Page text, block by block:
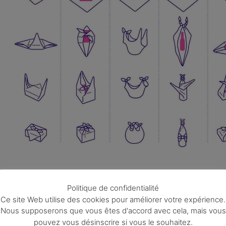
Si tu souhaites voir les autres
Zéro Déchet c’est par ici.
Politique de confidentialité
Ce site Web utilise des cookies pour améliorer votre expérience.
Nous supposerons que vous êtes d'accord avec cela, mais vous
pouvez vous désinscrire si vous le souhaitez.